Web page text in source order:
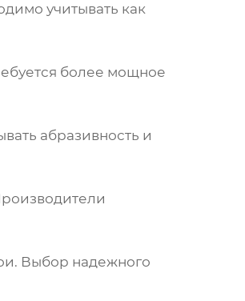
учитывать как
более мощное
абразивность и
Выбор надежного